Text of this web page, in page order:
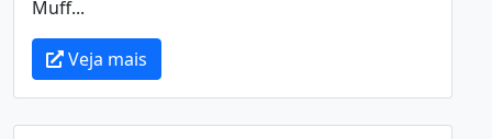
Muff...
Veja mais